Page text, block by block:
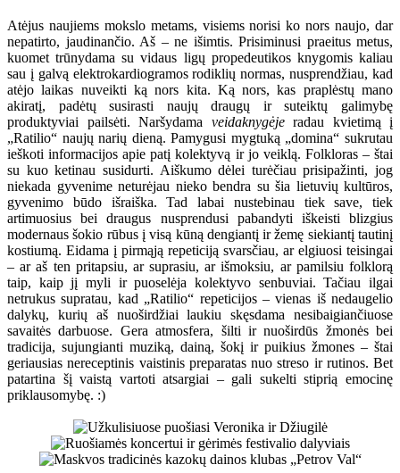
Atėjus naujiems mokslo metams, visiems norisi ko nors naujo, dar
nepatirto, jaudinančio. Aš – ne išimtis. Prisiminusi praeitus metus,
kuomet trūnydama su vidaus ligų propedeutikos knygomis kaliau
sau į galvą elektrokardiogramos rodiklių normas, nusprendžiau, kad
atėjo laikas nuveikti ką nors kita. Ką nors, kas praplėstų mano
akiratį, padėtų susirasti naujų draugų ir suteiktų galimybę
produktyviai pailsėti. Naršydama veidaknygėjeradau kvietimą į
„Ratilio“ naujų narių dieną. Pamygusi mygtuką „domina“ sukrutau
ieškoti informacijos apie patį kolektyvą ir jo veiklą. Folkloras – štai
su kuo ketinau susidurti. Aiškumo dėlei turėčiau prisipažinti, jog
niekada gyvenime neturėjau nieko bendra su šia lietuvių kultūros,
gyvenimo būdo išraiška. Tad labai nustebinau tiek save, tiek
artimuosius bei draugus nusprendusi pabandyti iškeisti blizgius
modernaus šokio rūbus į visą kūną dengiantį ir žemę siekiantį tautinį
kostiumą. Eidama į pirmąją repeticiją svarsčiau, ar elgiuosi teisingai
– ar aš ten pritapsiu, ar suprasiu, ar išmoksiu, ar pamilsiu folklorą
taip, kaip jį myli ir puoselėja kolektyvo senbuviai. Tačiau ilgai
netrukus supratau, kad „Ratilio“ repeticijos – vienas iš nedaugelio
dalykų, kurių aš nuoširdžiai laukiu skęsdama nesibaigiančiuose
savaitės darbuose. Gera atmosfera, šilti ir nuoširdūs žmonės bei
tradicija, sujungianti muziką, dainą, šokį ir puikius žmones – štai
geriausias nereceptinis vaistinis preparatas nuo streso ir rutinos. Bet
patartina šį vaistą vartoti atsargiai – gali sukelti stiprią emocinę
priklausomybę. :)